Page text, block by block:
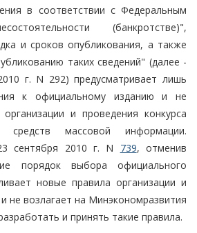
в соответствии с Федеральным
(банкротстве)",
и сроков опубликования, а также
таких сведений" (далее -
г. N 292) предусматривает лишь
к официальному изданию и не
и проведения конкурса
средств массовой информации.
сентября 2010 г. N 739, отменив
порядок выбора официального
новые правила организации и
не возлагает на Минэкономразвития
и принять такие правила.